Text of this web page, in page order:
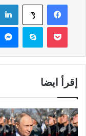
فيسبوك ‫X
سكايب
إقرأ ايضا